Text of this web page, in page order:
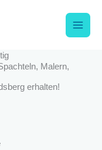
Main
Malern,
erhalten!